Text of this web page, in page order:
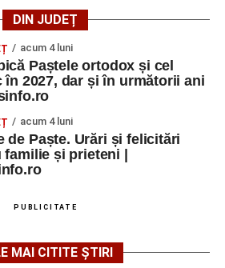
Tullio Pinelli.
2026
Municipal „Ioan
artelor”– salon literar și întâlnire
alături de artiști locali.
cinematografică:
Vivaldi (rating N-15).
DIN JUDEȚ
acum 4 luni
Paștele ortodox și cel
în 2027, dar și în următorii ani
acum 4 luni
de Paște. Urări și felicitări
familie și prieteni |
PUBLICITATE
MAI CITITE ȘTIRI